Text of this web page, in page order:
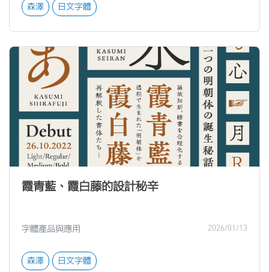
森澤 日文字體
霞青藍、霞白藤的設計秘辛
字體產品與應用 2026/01/13
森澤 日文字體